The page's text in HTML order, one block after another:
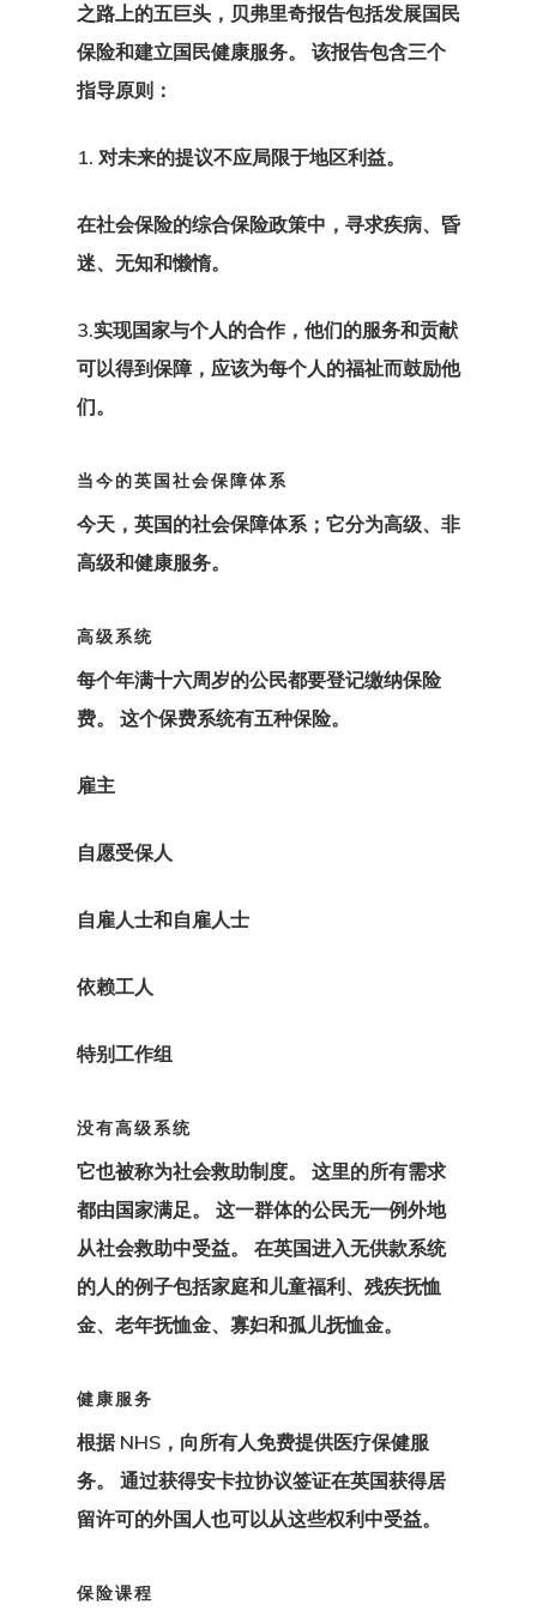
之路上的五巨头， 贝弗里奇报告包括发展国民
保险和建立国民健康服务。 该报告包含三个
指导原则：
1. 对未来的提议不应局限于地区利益。
在社会保险的综合保险政策中，寻求疾病、昏
迷、无知和懒惰。
3.实现国家与个人的合作，他们的服务和贡献
可以得到保障，应该为每个人的福祉而鼓励他
们。
当今的英国社会保障体系
今天，英国的社会保障体系； 它分为高级、非
高级和健康服务。
高级系统
每个年满十六周岁的公民都要登记缴纳保险
费。 这个保费系统有五种保险。
雇主
自愿受保人
自雇人士和自雇人士
依赖工人
特别工作组
没有高级系统
它也被称为社会救助制度。 这里的所有需求
都由国家满足。 这一群体的公民无一例外地
从社会救助中受益。 在英国进入无供款系统
的人的例子包括家庭和儿童福利、残疾抚恤
金、老年抚恤金、寡妇和孤儿抚恤金。
健康服务
根据 NHS，向所有人免费提供医疗保健服
务。 通过获得安卡拉协议签证在英国获得居
留许可的外国人也可以从这些权利中受益。
保险课程
咨询协议
咨询协议
咨询申请
客户门户
希腊房地产居